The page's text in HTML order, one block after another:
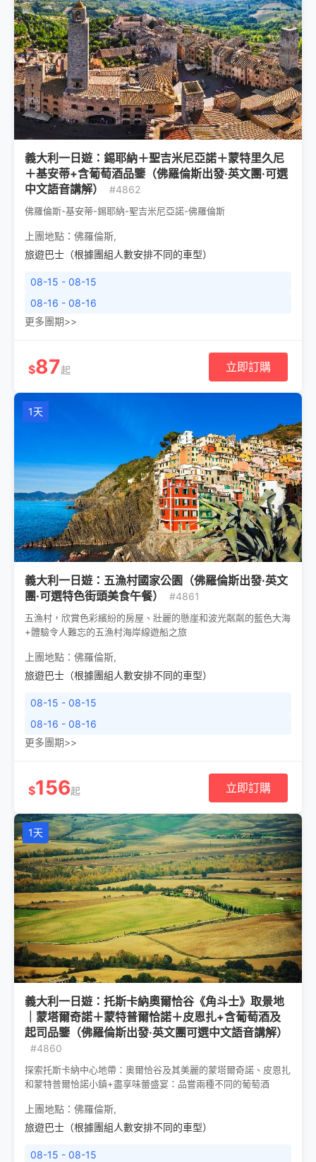
義大利一日遊：錫耶納＋聖吉米尼亞諾＋蒙特里久尼
＋基安蒂+含葡萄酒品鑒（佛羅倫斯出發·英文團·可選
中文語音講解）
#4862
佛羅倫斯-基安蒂-錫耶納-聖吉米尼亞諾-佛羅倫斯
上團地點： 佛羅倫斯,
旅遊巴士（根據團組人數安排不同的車型）
08-15 - 08-15
08-16 - 08-16
更多團期>>
$87起 立即訂購
1天
義大利一日遊：五漁村國家公園（佛羅倫斯出發·英文
團·可選特色街頭美食午餐）
#4861
五漁村，欣賞色彩繽紛的房屋、壯麗的懸崖和波光粼粼的藍色大海
+體驗令人難忘的五漁村海岸線遊船之旅
上團地點： 佛羅倫斯,
旅遊巴士（根據團組人數安排不同的車型）
08-15 - 08-15
08-16 - 08-16
更多團期>>
$156起 立即訂購
1天
義大利一日遊：托斯卡納奧爾恰谷《角斗士》取景地
｜蒙塔爾奇諾＋蒙特普爾恰諾＋皮恩扎+含葡萄酒及
起司品鑒（佛羅倫斯出發·英文團可選中文語音講解）
#4860
探索托斯卡納中心地帶：奧爾恰谷及其美麗的蒙塔爾奇諾、皮恩扎
和蒙特普爾恰諾小鎮+盡享味蕾盛宴：品嘗兩種不同的葡萄酒
上團地點： 佛羅倫斯,
旅遊巴士（根據團組人數安排不同的車型）
08-15 - 08-15